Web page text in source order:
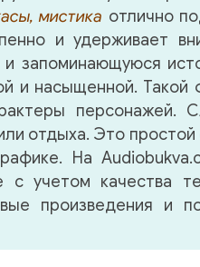
мистика отлично
и удерживает
и запоминающуюся
и насыщенной. Такой
персонажей.
отдыха. Это простой
На
с учетом качества
произведения и